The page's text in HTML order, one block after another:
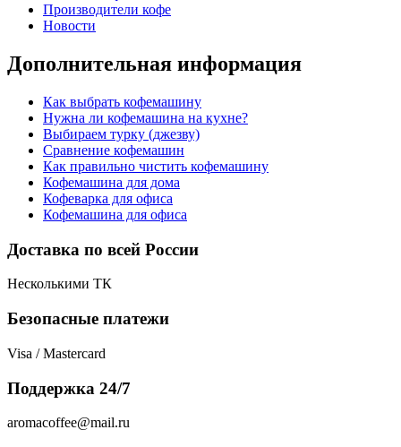
Производители кофе
Новости
Дополнительная информация
Как выбрать кофемашину
Нужна ли кофемашина на кухне?
Выбираем турку (джезву)
Сравнение кофемашин
Как правильно чистить кофемашину
Кофемашина для дома
Кофеварка для офиса
Кофемашина для офиса
Доставка по всей России
Несколькими ТК
Безопасные платежи
Visa / Mastercard
Поддержка 24/7
aromacoffee@mail.ru